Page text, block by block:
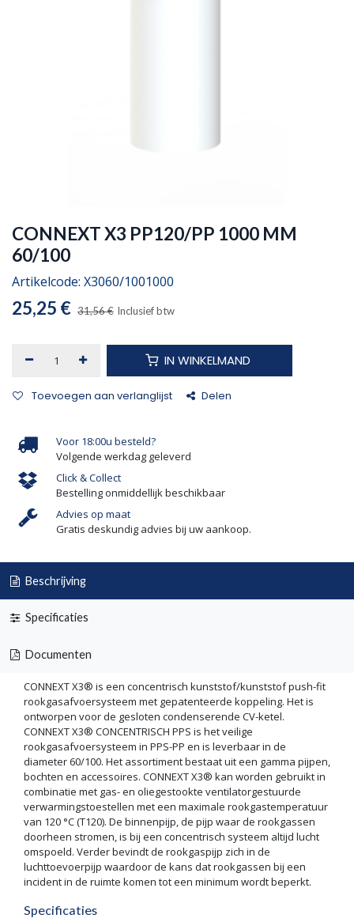
CONNEXT X3 PP120/PP 1000 MM
60/100
Artikelcode: X3060/1001000
25,25 € 31,56€ Inclusief btw
IN WINKELMAND
Toevoegen aan verlanglijst Delen
Voor 18:00u besteld?
Volgende werkdag geleverd
Click & Collect
Bestelling onmiddellijk beschikbaar
Advies op maat
Gratis deskundig advies bij uw aankoop.
Beschrijving
Specificaties
Documenten
CONNEXT X3® is een concentrisch kunststof/kunststof push-fit
rookgasafvoersysteem met gepatenteerde koppeling. Het is
ontworpen voor de gesloten condenserende CV-ketel.
CONNEXT X3® CONCENTRISCH PPS is het veilige
rookgasafvoersysteem in PPS-PP en is leverbaar in de
diameter 60/100. Het assortiment bestaat uit een gamma pijpen,
bochten en accessoires. CONNEXT X3® kan worden gebruikt in
combinatie met gas- en oliegestookte ventilatorgestuurde
verwarmingstoestellen met een maximale rookgastemperatuur
van 120 °C (T120). De binnenpijp, de pijp waar de rookgassen
doorheen stromen, is bij een concentrisch systeem altijd lucht
omspoeld. Verder bevindt de rookgaspijp zich in de
luchttoevoerpijp waardoor de kans dat rookgassen bij een
incident in de ruimte komen tot een minimum wordt beperkt.
Specificaties